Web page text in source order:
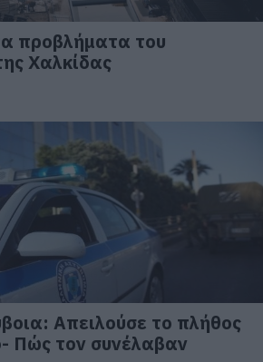
προβλήματα του
Χαλκίδας
Απειλούσε το πλήθος
Πώς τον συνέλαβαν